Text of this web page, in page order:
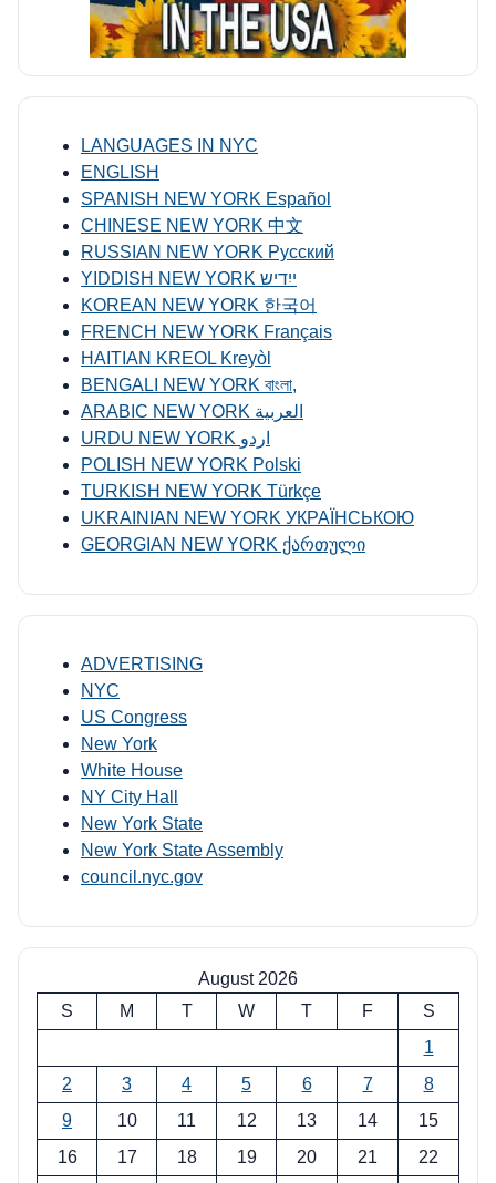
LANGUAGES IN NYC
ENGLISH
SPANISH NEW YORK Español
CHINESE NEW YORK 中文
RUSSIAN NEW YORK Русский
YIDDISH NEW YORK ייִדיש
KOREAN NEW YORK 한국어
FRENCH NEW YORK Français
HAITIAN KREOL Kreyòl
BENGALI NEW YORK বাংলা,
ARABIC NEW YORK العربية
URDU NEW YORK اردو
POLISH NEW YORK Polski
TURKISH NEW YORK Türkçe
UKRAINIAN NEW YORK УКРАЇНСЬКОЮ
GEORGIAN NEW YORK ქართული
ADVERTISING
NYC
US Congress
New York
White House
NY City Hall
New York State
New York State Assembly
council.nyc.gov
August 2026
S
M T W T F
S
1
2
3 4 5 6 7
8
9
10 11 12 13 14
15
16
17 18 19 20 21
22